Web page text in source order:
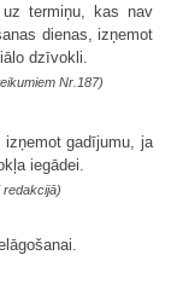
termiņu, kas nav
dienas, izņemot
dzīvokli.
Nr.187)
gadījumu, ja
iegādei.